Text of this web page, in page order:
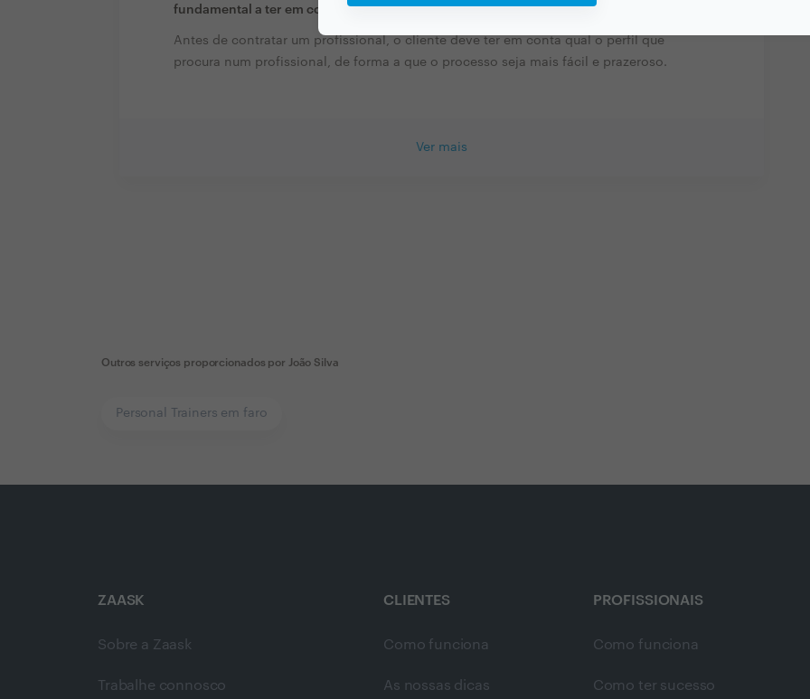
fundamental a ter em conta?
Antes de contratar um profissional, o cliente deve ter em conta qual o perfil que
procura num profissional, de forma a que o processo seja mais fácil e prazeroso.
Ver mais
Outros serviços proporcionados por João Silva
Personal Trainers em faro
ZAASK
Sobre a Zaask
Trabalhe connosco
CLIENTES
Como funciona
As nossas dicas
PROFISSIONAIS
Como funciona
Como ter sucesso